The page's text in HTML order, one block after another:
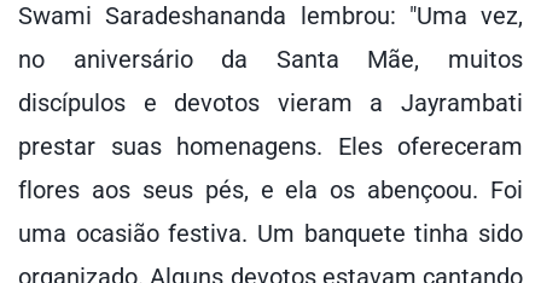
Swami Saradeshananda lembrou: "Uma vez,
no aniversário da Santa Mãe, muitos
discípulos e devotos vieram a Jayrambati
prestar suas homenagens. Eles ofereceram
flores aos seus pés, e ela os abençoou. Foi
uma ocasião festiva. Um banquete tinha sido